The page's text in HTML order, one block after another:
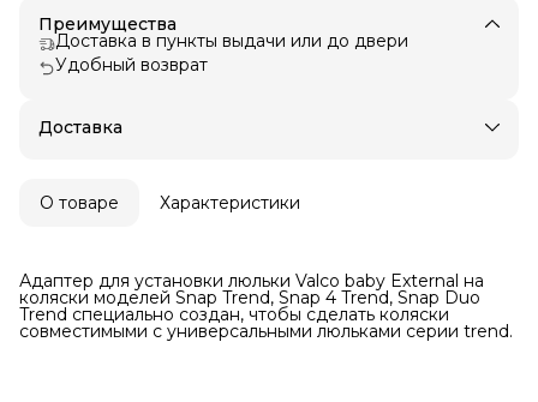
Преимущества
Доставка в пункты выдачи или до двери
Удобный возврат
Доставка
О товаре Характеристики
Адаптер для установки люльки Valco baby External на
коляски моделей Snap Trend, Snap 4 Trend, Snap Duo
Trend специально создан, чтобы сделать коляски
совместимыми с универсальными люльками серии trend.